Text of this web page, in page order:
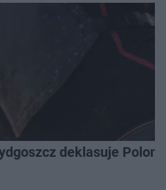
deklasuje